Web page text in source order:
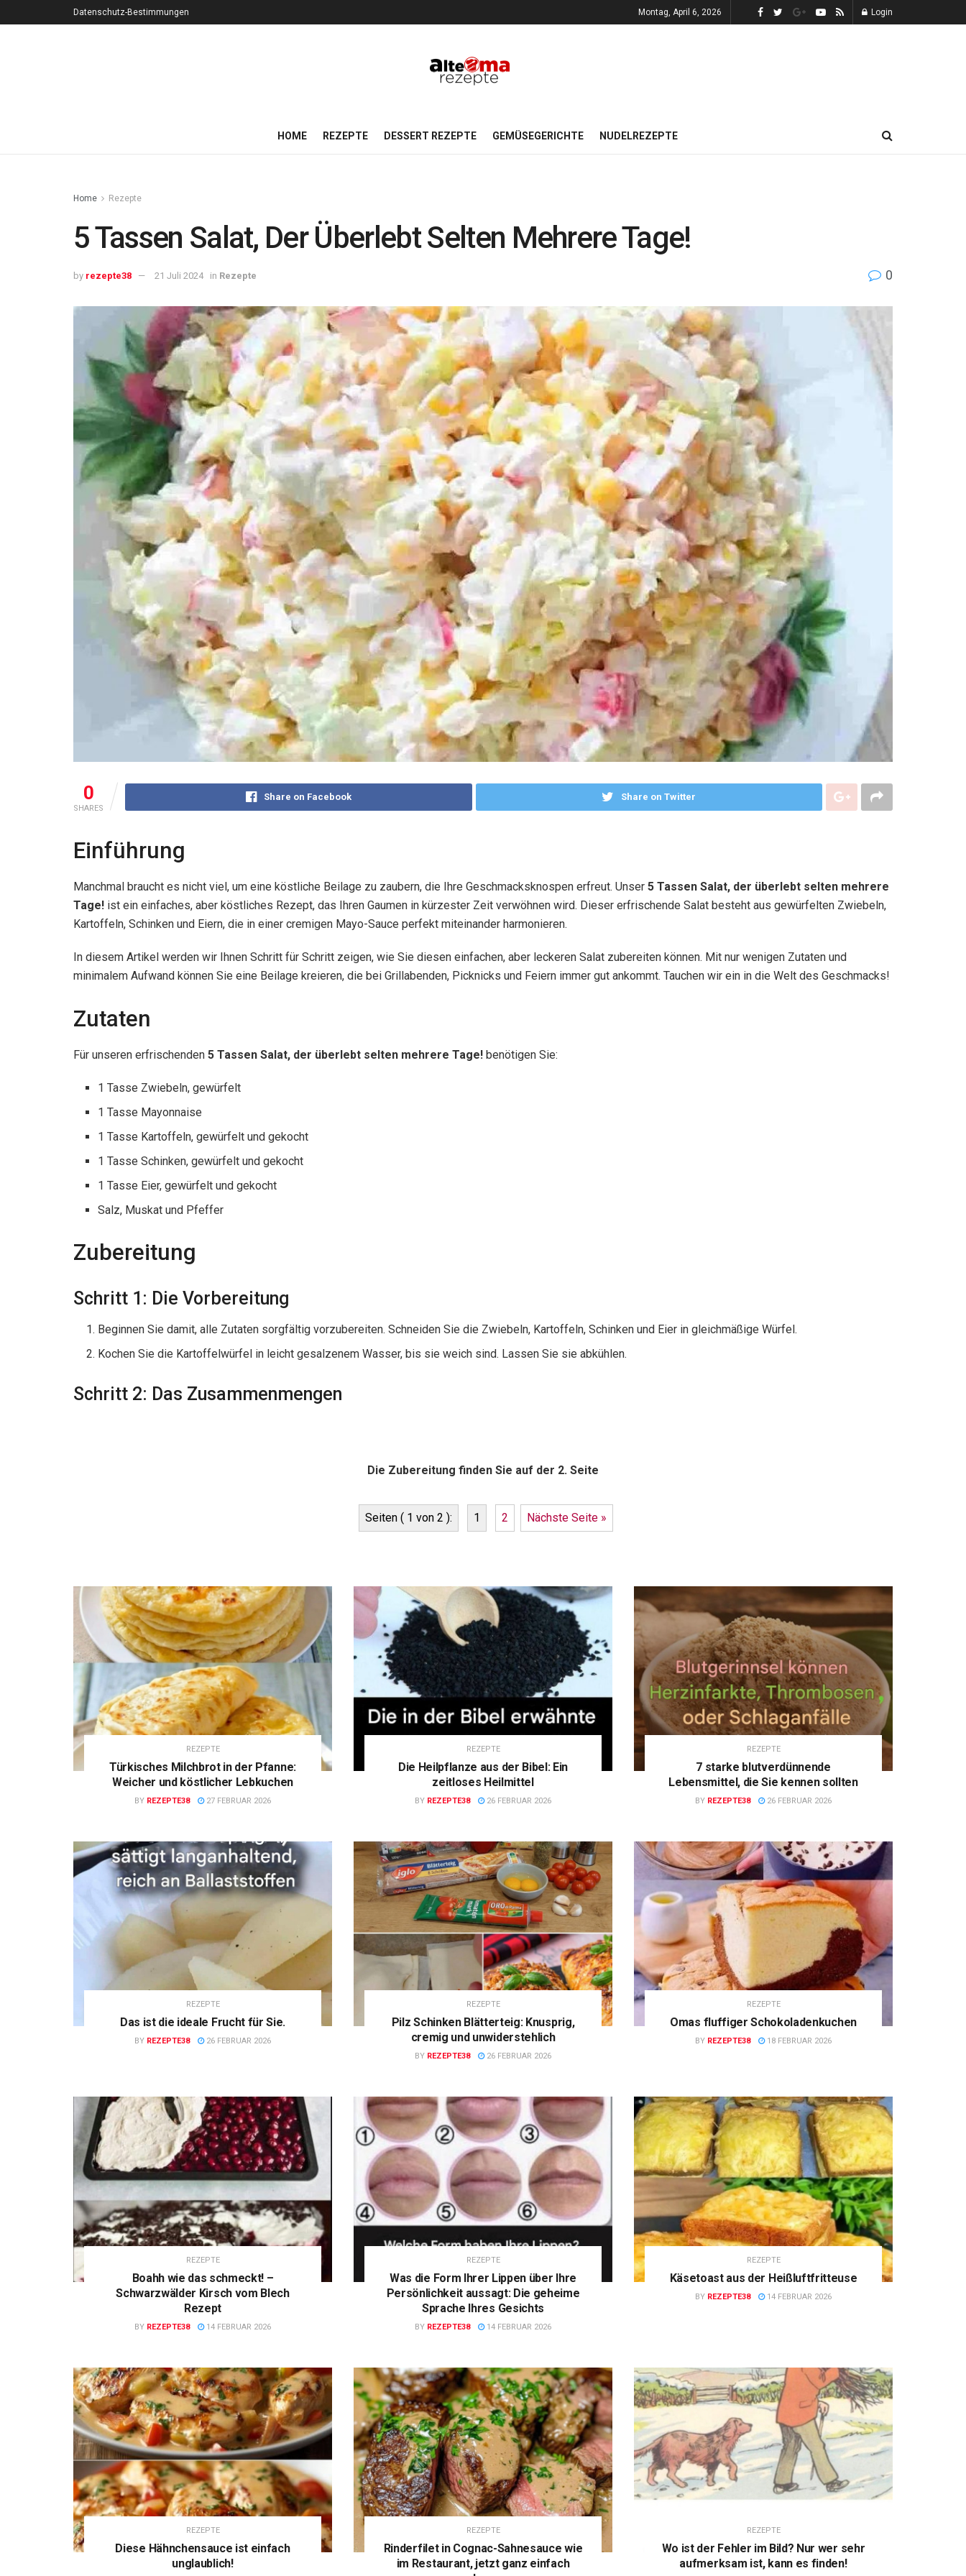
Datenschutz-Bestimmungen Montag, April 6, 2026 Login
HOME REZEPTE DESSERT REZEPTE GEMÜSEGERICHTE NUDELREZEPTE
Home Rezepte
5 Tassen Salat, Der Überlebt Selten Mehrere Tage!
by rezepte38 21 Juli 2024 in Rezepte 0
0
SHARES
Share on Facebook Share on Twitter
Einführung
Manchmal braucht es nicht viel, um eine köstliche Beilage zu zaubern, die Ihre Geschmacksknospen erfreut. Unser 5 Tassen Salat, der überlebt selten mehrere
Tage! ist ein einfaches, aber köstliches Rezept, das Ihren Gaumen in kürzester Zeit verwöhnen wird. Dieser erfrischende Salat besteht aus gewürfelten Zwiebeln,
Kartoffeln, Schinken und Eiern, die in einer cremigen Mayo-Sauce perfekt miteinander harmonieren.
In diesem Artikel werden wir Ihnen Schritt für Schritt zeigen, wie Sie diesen einfachen, aber leckeren Salat zubereiten können. Mit nur wenigen Zutaten und
minimalem Aufwand können Sie eine Beilage kreieren, die bei Grillabenden, Picknicks und Feiern immer gut ankommt. Tauchen wir ein in die Welt des Geschmacks!
Zutaten
Für unseren erfrischenden 5 Tassen Salat, der überlebt selten mehrere Tage! benötigen Sie:
1 Tasse Zwiebeln, gewürfelt
1 Tasse Mayonnaise
1 Tasse Kartoffeln, gewürfelt und gekocht
1 Tasse Schinken, gewürfelt und gekocht
1 Tasse Eier, gewürfelt und gekocht
Salz, Muskat und Pfeffer
Zubereitung
Schritt 1: Die Vorbereitung
Beginnen Sie damit, alle Zutaten sorgfältig vorzubereiten. Schneiden Sie die Zwiebeln, Kartoffeln, Schinken und Eier in gleichmäßige Würfel.
Kochen Sie die Kartoffelwürfel in leicht gesalzenem Wasser, bis sie weich sind. Lassen Sie sie abkühlen.
Schritt 2: Das Zusammenmengen
Die Zubereitung finden Sie auf der 2. Seite
Seiten ( 1 von 2 ): 1 2 Nächste Seite »
REZEPTE
Türkisches Milchbrot in der Pfanne:
Weicher und köstlicher Lebkuchen
BY REZEPTE38 27 FEBRUAR 2026
REZEPTE
Die Heilpflanze aus der Bibel: Ein
zeitloses Heilmittel
BY REZEPTE38 26 FEBRUAR 2026
REZEPTE
7 starke blutverdünnende
Lebensmittel, die Sie kennen sollten
BY REZEPTE38 26 FEBRUAR 2026
REZEPTE
Das ist die ideale Frucht für Sie.
BY REZEPTE38 26 FEBRUAR 2026
REZEPTE
Pilz Schinken Blätterteig: Knusprig,
cremig und unwiderstehlich
BY REZEPTE38 26 FEBRUAR 2026
REZEPTE
Omas fluffiger Schokoladenkuchen
BY REZEPTE38 18 FEBRUAR 2026
REZEPTE
Boahh wie das schmeckt! –
Schwarzwälder Kirsch vom Blech
Rezept
BY REZEPTE38 14 FEBRUAR 2026
REZEPTE
Was die Form Ihrer Lippen über Ihre
Persönlichkeit aussagt: Die geheime
Sprache Ihres Gesichts
BY REZEPTE38 14 FEBRUAR 2026
REZEPTE
Käsetoast aus der Heißluftfritteuse
BY REZEPTE38 14 FEBRUAR 2026
REZEPTE
Diese Hähnchensauce ist einfach
unglaublich!
REZEPTE
Rinderfilet in Cognac-Sahnesauce wie
im Restaurant, jetzt ganz einfach
REZEPTE
Wo ist der Fehler im Bild? Nur wer sehr
aufmerksam ist, kann es finden!